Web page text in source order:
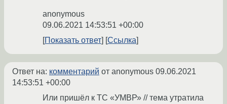
anonymous
09.06.2021 14:53:51 +00:00
Показать ответ
Ссылка
Ответ на: комментарий от anonymous 09.06.2021
14:53:51 +00:00
Или пришёл к ТС «УМВР» // тема утратила